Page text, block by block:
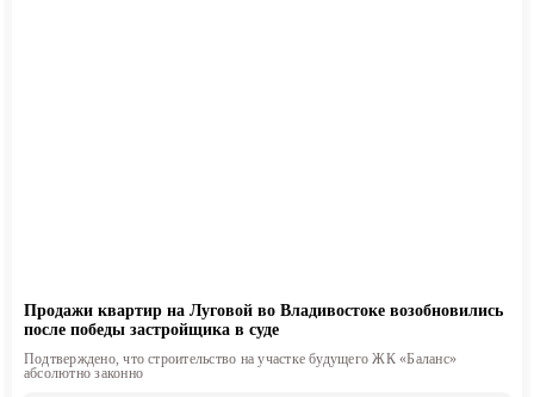
Продажи квартир на Луговой во Владивостоке возобновились
после победы застройщика в суде
Подтверждено, что строительство на участке будущего ЖК «Баланс»
абсолютно законно